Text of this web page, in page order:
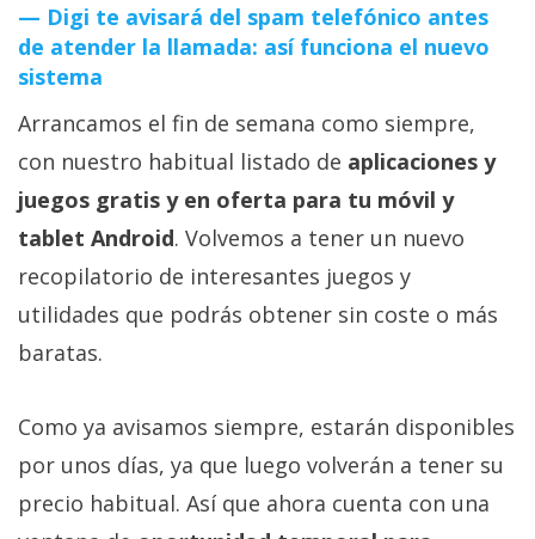
Digi te avisará del spam telefónico antes
de atender la llamada: así funciona el nuevo
sistema
Arrancamos el fin de semana como siempre,
con nuestro habitual listado de aplicaciones y
juegos gratis y en oferta para tu móvil y
tablet Android. Volvemos a tener un nuevo
recopilatorio de interesantes juegos y
utilidades que podrás obtener sin coste o más
baratas.
Como ya avisamos siempre, estarán disponibles
por unos días, ya que luego volverán a tener su
precio habitual. Así que ahora cuenta con una